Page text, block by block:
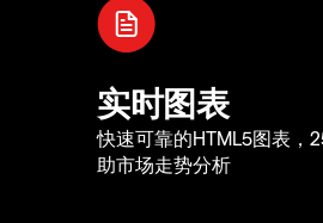
实时图表
快速可靠的HTML5图表，
助市场走势分析